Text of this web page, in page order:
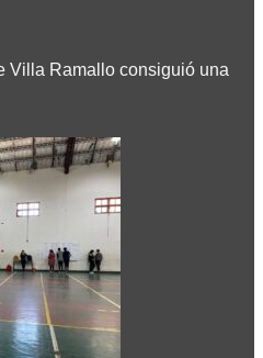
Villa Ramallo consiguió una